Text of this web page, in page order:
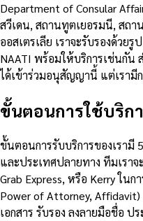
Department of Consular
สวีเดน, สถานทูตเยอรมนี, สถ
ออสเตรเลีย เราจะรับรองด้ว
NAATI พร้อมให้บริการเช่นกัน
ได้เข้าร่วมอนุสัญญานี้ แต่เรามี
ขั้นตอนการใช้บริก
ขั้นตอนการรับบริการของเรามี
และประเทศปลายทาง ทีมเรา
Grab Express, หรือ Kerry ใ
Power of Attorney,
เอกสาร รับรอง ลงลายมือชื่อ